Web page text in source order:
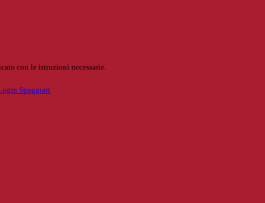
con le istruzioni necessarie.
Spaggiari